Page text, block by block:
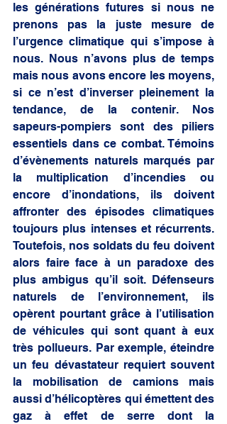
les générations futures si nous ne
prenons pas la juste mesure de
l’urgence climatique qui s’impose à
nous. Nous n’avons plus de temps
mais nous avons encore les moyens,
si ce n’est d’inverser pleinement la
tendance, de la contenir. Nos
sapeurs-pompiers sont des piliers
essentiels dans ce combat. Témoins
d’évènements naturels marqués par
la multiplication d’incendies ou
encore d’inondations, ils doivent
affronter des épisodes climatiques
toujours plus intenses et récurrents.
Toutefois, nos soldats du feu doivent
alors faire face à un paradoxe des
plus ambigus qu’il soit. Défenseurs
naturels de l’environnement, ils
opèrent pourtant grâce à l’utilisation
de véhicules qui sont quant à eux
très pollueurs. Par exemple, éteindre
un feu dévastateur requiert souvent
la mobilisation de camions mais
aussi d’hélicoptères qui émettent des
gaz à effet de serre dont la